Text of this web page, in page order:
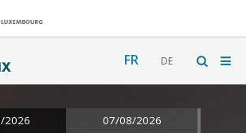
FR DE
2026 07/08/2026